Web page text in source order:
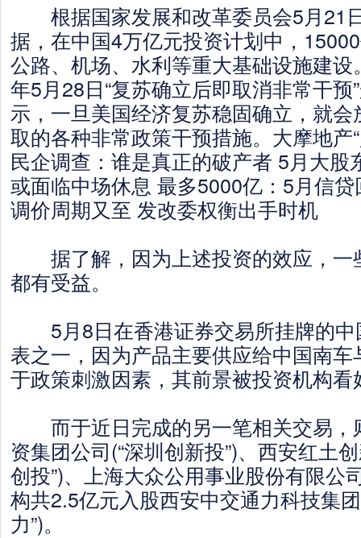
根据国家发展和改革委员会5月21
据，在中国4万亿元投资计划中，
公路、机场、水利等重大基础设施建
年5月28日“复苏确立后即取消非常干预
示，一旦美国经济复苏稳固确立，就
取的各种非常政策干预措施。大摩地产
民企调查：谁是真正的破产者 5月大股
或面临中场休息 最多5000亿：5月信
调价周期又至 发改委权衡出手时机
据了解，因为上述投资的效应，一
都有受益。
5月8日在香港证券交易所挂牌的中
表之一，因为产品主要供应给中国南
于政策刺激因素，其前景被投资机构看
而于近日完成的另一笔相关交易，
资集团公司(“深圳创新投”)、西安红土
创投”)、上海大众公用事业股份有限公
构共2.5亿元入股西安中交通力科技集
力”)。